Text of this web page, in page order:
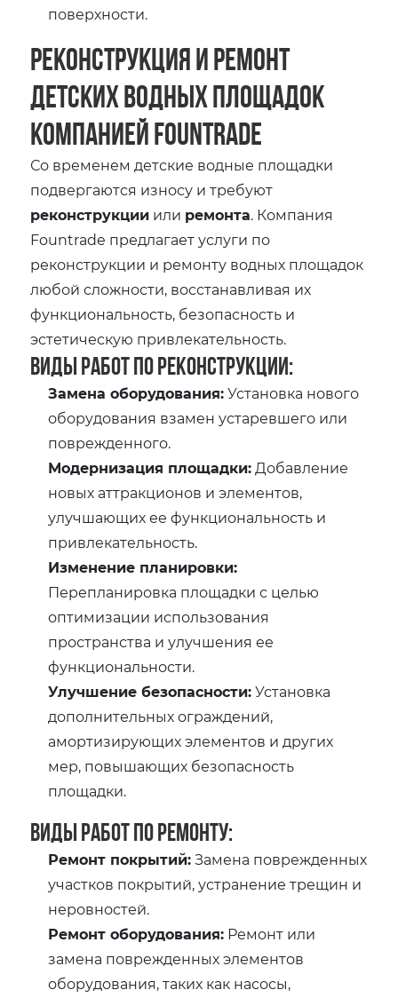
поверхности.
Реконструкция и ремонт
детских водных площадок
компанией Fountrade
Со временем детские водные площадки
подвергаются износу и требуют
реконструкции или ремонта. Компания
Fountrade предлагает услуги по
реконструкции и ремонту водных площадок
любой сложности, восстанавливая их
функциональность, безопасность и
эстетическую привлекательность.
Виды работ по реконструкции:
Замена оборудования:Установка нового
оборудования взамен устаревшего или
поврежденного.
Модернизация площадки:Добавление
новых аттракционов и элементов,
улучшающих ее функциональность и
привлекательность.
Изменение планировки:
Перепланировка площадки с целью
оптимизации использования
пространства и улучшения ее
функциональности.
Улучшение безопасности:Установка
дополнительных ограждений,
амортизирующих элементов и других
мер, повышающих безопасность
площадки.
Виды работ по ремонту:
Ремонт покрытий:Замена поврежденных
участков покрытий, устранение трещин и
неровностей.
Ремонт оборудования: Ремонт или
замена поврежденных элементов
оборудования, таких как насосы,